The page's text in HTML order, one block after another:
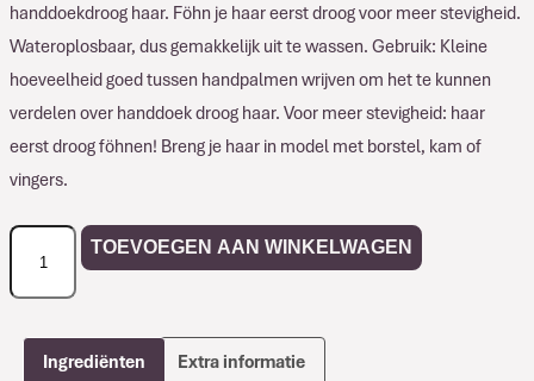
handdoekdroog haar. Föhn je haar eerst droog voor meer stevigheid.
Wateroplosbaar, dus gemakkelijk uit te wassen. Gebruik: Kleine
hoeveelheid goed tussen handpalmen wrijven om het te kunnen
verdelen over handdoek droog haar. Voor meer stevigheid: haar
eerst droog föhnen! Breng je haar in model met borstel, kam of
vingers.
Barberstation
Texture
Paste
TOEVOEGEN AAN WINKELWAGEN
Ingrediënten Extra informatie